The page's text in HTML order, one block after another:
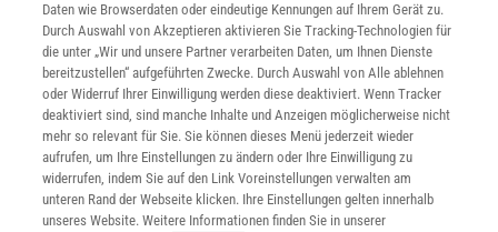
Widerruf
INFO
Mediadaten
Datenschutz
Nutzungsbedingungen
Cookie-Einstellungen
Utiq verwalten
Nutzungsbasierte Onlinewerbung
Alle Artikel
Daten wie Browserdaten oder eindeutige Kennungen auf Ihrem Gerät zu.
Durch Auswahl von Akzeptieren aktivieren Sie Tracking-Technologien für
die unter „Wir und unsere Partner verarbeiten Daten, um Ihnen Dienste
bereitzustellen“ aufgeführten Zwecke. Durch Auswahl von Alle ablehnen
oder Widerruf Ihrer Einwilligung werden diese deaktiviert. Wenn Tracker
deaktiviert sind, sind manche Inhalte und Anzeigen möglicherweise nicht
mehr so relevant für Sie. Sie können dieses Menü jederzeit wieder
aufrufen, um Ihre Einstellungen zu ändern oder Ihre Einwilligung zu
widerrufen, indem Sie auf den Link Voreinstellungen verwalten am
unteren Rand der Webseite klicken. Ihre Einstellungen gelten innerhalb
unseres Website. Weitere Informationen finden Sie in unserer